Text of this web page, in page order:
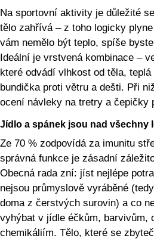
Na sportovní aktivity je důležité
tělo zahřívá – z toho logicky
vám nemělo být teplo, spíše
Ideální je vrstvená kombinace –
které odvádí vlhkost od těla,
bundička proti větru a dešti. Při
ocení návleky na tretry a čepičky
Jídlo a spánek jsou nad všechny
Ze 70 % zodpovídá za imunitu
správná funkce je zásadní
Obecná rada zní: jíst nejlépe
nejsou průmyslově vyráběné
doma z čerstvých surovin) a co
vyhýbat v jídle éčkům, barvivům,
chemikáliím. Tělo, které se